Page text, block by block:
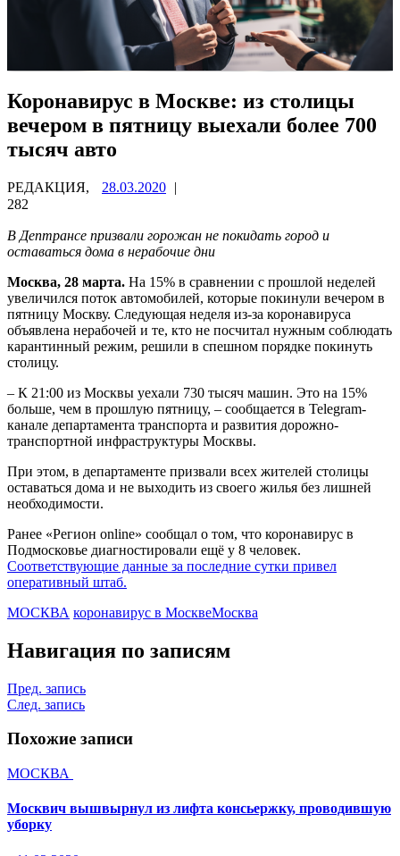
Коронавирус в Москве: из столицы
вечером в пятницу выехали более 700
тысяч авто
РЕДАКЦИЯ, 28.03.2020 |
282
В Дептрансе призвали горожан не покидать город и
оставаться дома в нерабочие дни
Москва, 28 марта. На 15% в сравнении с прошлой неделей
увеличился поток автомобилей, которые покинули вечером в
пятницу Москву. Следующая неделя из-за коронавируса
объявлена нерабочей и те, кто не посчитал нужным соблюдать
карантинный режим, решили в спешном порядке покинуть
столицу.
– К 21:00 из Москвы уехали 730 тысяч машин. Это на 15%
больше, чем в прошлую пятницу, – сообщается в Telegram-
канале департамента транспорта и развития дорожно-
транспортной инфраструктуры Москвы.
При этом, в департаменте призвали всех жителей столицы
оставаться дома и не выходить из своего жилья без лишней
необходимости.
Ранее «Регион online» сообщал о том, что коронавирус в
Подмосковье диагностировали ещё у 8 человек.
Соответствующие данные за последние сутки привел
оперативный штаб.
МОСКВА коронавирус в МосквеМосква
Навигация по записям
Пред. запись
След. запись
Похожие записи
МОСКВА
Москвич вышвырнул из лифта консьержку, проводившую
уборку